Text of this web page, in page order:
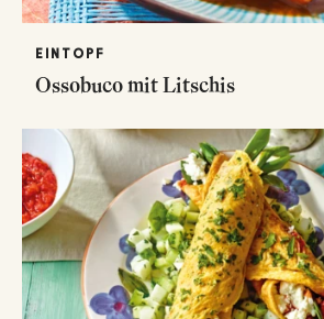
EINTOPF
Ossobuco mit Litschis